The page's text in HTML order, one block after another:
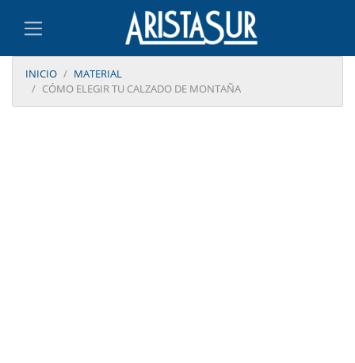
INICIO
MATERIAL
CÓMO ELEGIR TU CALZADO DE MONTAÑA